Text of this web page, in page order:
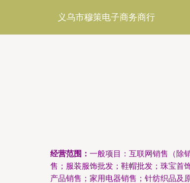
义乌市穆策电子商务商行
经营范围： 一般项目：互联网销售（除
售；服装服饰批发；鞋帽批发；珠宝首
产品销售；家用电器销售；针纺织品及